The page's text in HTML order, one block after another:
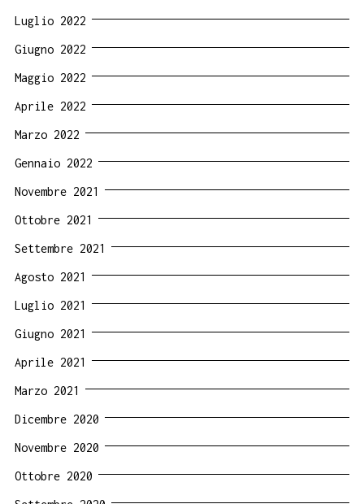
Luglio 2022
Giugno 2022
Maggio 2022
Aprile 2022
Marzo 2022
Gennaio 2022
Novembre 2021
Ottobre 2021
Settembre 2021
Agosto 2021
Luglio 2021
Giugno 2021
Aprile 2021
Marzo 2021
Dicembre 2020
Novembre 2020
Ottobre 2020